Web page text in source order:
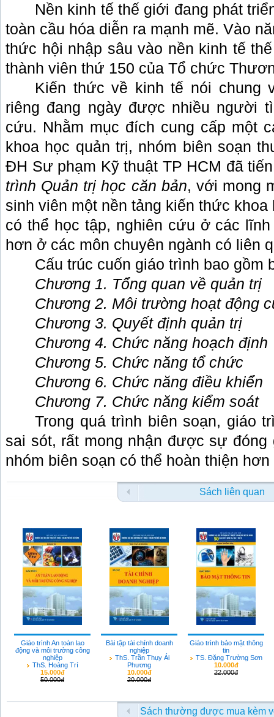
Nền kinh tế thế giới đang phát
toàn cầu hóa diễn ra mạnh mẽ. Vào
thức hội nhập sâu vào nền kinh tế
thành viên thứ 150 của Tổ chức
Kiến thức về kinh tế nói chung
riêng đang ngày được nhiều người
cứu. Nhằm mục đích cung cấp một
khoa học quản trị, nhóm biên soạn
ĐH Sư phạm Kỹ thuật TP HCM đã
trình Quản trị học căn bản, với mong
sinh viên một nền tảng kiến thức
có thể học tập, nghiên cứu ở các
hơn ở các môn chuyên ngành có liên
Cấu trúc cuốn giáo trình bao gồm
Chương 1. Tổng quan về quản trị
Chương 2. Môi trường hoạt động
Chương 3. Quyết định quản trị
Chương 4. Chức năng hoạch định
Chương 5. Chức năng tổ chức
Chương 6. Chức năng điều khiển
Chương 7. Chức năng kiểm soát
Trong quá trình biên soạn, giáo
sai sót, rất mong nhận được sự
nhóm biên soạn có thể hoàn thiện
Sách liên quan
Giáo trình An toàn lao
động và môi trường công
nghiệp
ThS. Hoàng Trí
15.000đ
50.000đ
Bài tập tài chính doanh
nghiệp
ThS. Trần Thụy Ái
Phương
10.000đ
20.000đ
Giáo trình bảo mật thông
tin
TS. Đặng Trường Sơn
10.000đ
22.000đ
Sách thường được mua kèm